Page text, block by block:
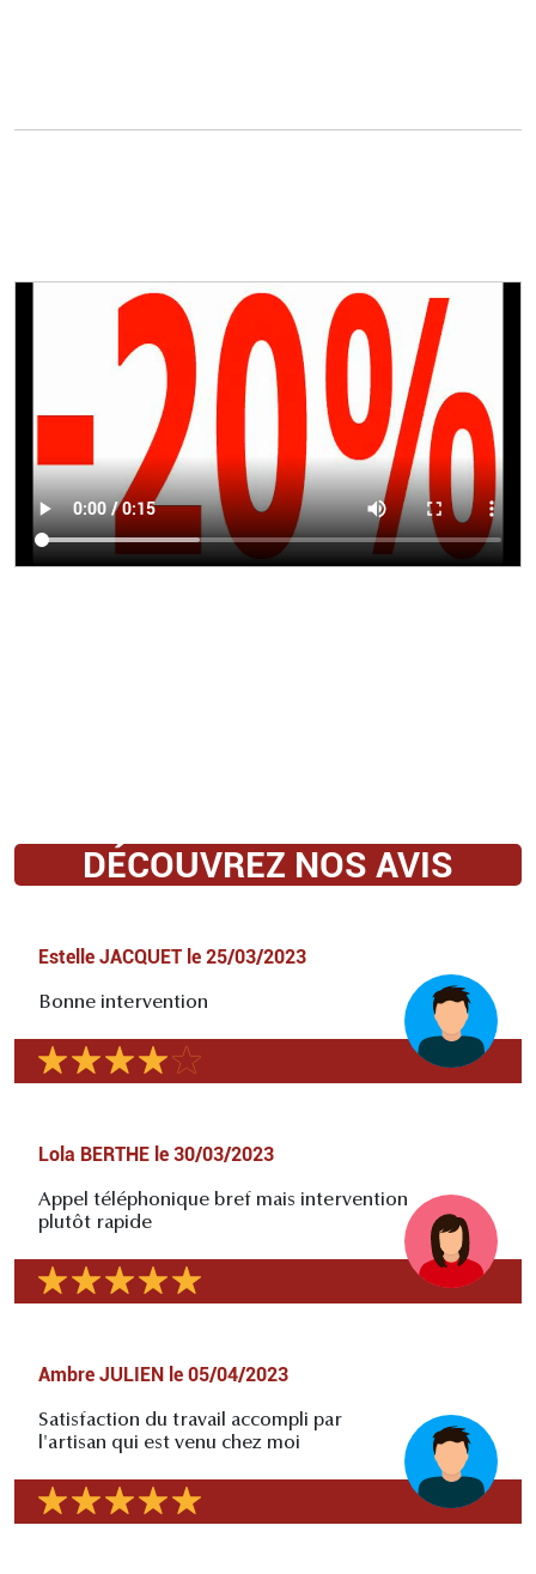
DÉCOUVREZ NOS AVIS
Estelle JACQUET le 25/03/2023
Bonne intervention
Lola BERTHE le 30/03/2023
Appel téléphonique bref mais intervention
plutôt rapide
Ambre JULIEN le 05/04/2023
Satisfaction du travail accompli par
l'artisan qui est venu chez moi